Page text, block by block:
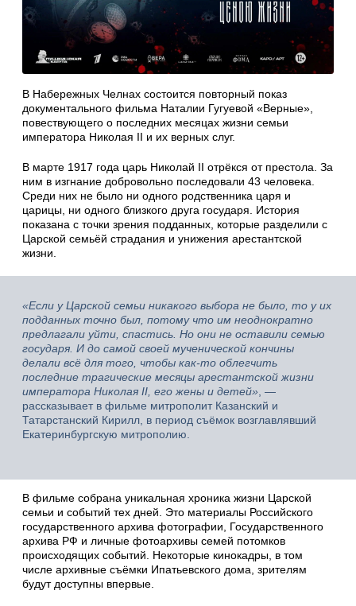
В Набережных Челнах состоится повторный показ
документального фильма Наталии Гугуевой «Верные»,
повествующего о последних месяцах жизни семьи
императора Николая II и их верных слуг.
В марте 1917 года царь Николай II отрёкся от престола. За
ним в изгнание добровольно последовали 43 человека.
Среди них не было ни одного родственника царя и
царицы, ни одного близкого друга государя. История
показана с точки зрения подданных, которые разделили с
Царской семьёй страдания и унижения арестантской
жизни.
«Если у Царской семьи никакого выбора не было, то у их
подданных точно был, потому что им неоднократно
предлагали уйти, спастись. Но они не оставили семью
государя. И до самой своей мученической кончины
делали всё для того, чтобы как-то облегчить
последние трагические месяцы арестантской жизни
императора Николая II, его жены и детей» , —
рассказывает в фильме митрополит Казанский и
Татарстанский Кирилл, в период съёмок возглавлявший
Екатеринбургскую митрополию.
В фильме собрана уникальная хроника жизни Царской
семьи и событий тех дней. Это материалы Российского
государственного архива фотографии, Государственного
архива РФ и личные фотоархивы семей потомков
происходящих событий. Некоторые кинокадры, в том
числе архивные съёмки Ипатьевского дома, зрителям
будут доступны впервые.